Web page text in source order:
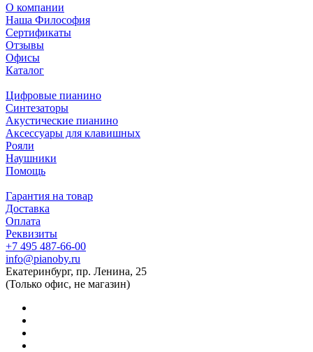
О компании
Наша Философия
Сертификаты
Отзывы
Офисы
Каталог
Цифровые пианино
Синтезаторы
Акустические пианино
Аксессуары для клавишных
Рояли
Наушники
Помощь
Гарантия на товар
Доставка
Оплата
Реквизиты
+7 495 487-66-00
info@pianoby.ru
Екатеринбург, пр. Ленина, 25
(Только офис, не магазин)